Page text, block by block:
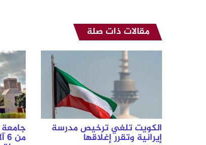
الشاملة
مقالات ذات صلة
الكويت تلغي ترخيص مدرسة
إيرانية وتقرر إغلاقها